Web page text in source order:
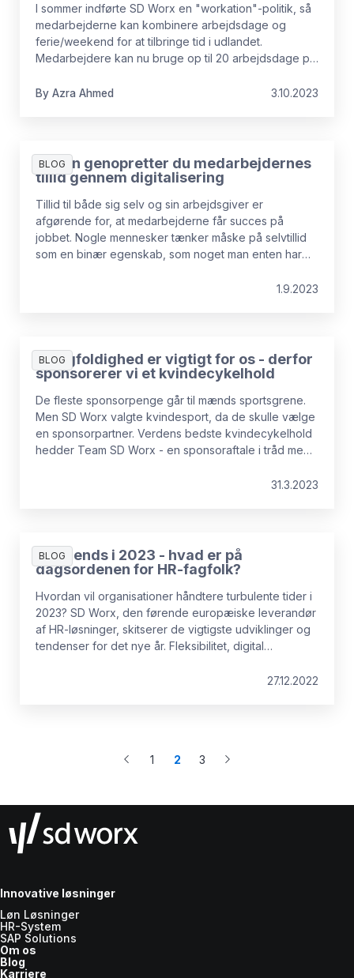
I sommer indførte SD Worx en "workation"-politik, så
medarbejderne kan kombinere arbejdsdage og
ferie/weekend for at tilbringe tid i udlandet.
Medarbejdere kan nu bruge op til 20 arbejdsdage på
enhed. Ændringen har været populær: over 300
By Azra Ahmed 3.10.2023
BLOG
Sådan genopretter du medarbejdernes
tillid gennem digitalisering
Tillid til både sig selv og sin arbejdsgiver er
afgørende for, at medarbejderne får succes på
jobbet. Nogle mennesker tænker måske på selvtillid
som en binær egenskab, som noget man enten har
opbygges (eller gendannes) over tid. Og de rigtige
1.9.2023
BLOG
Mangfoldighed er vigtigt for os - derfor
sponsorerer vi et kvindecykelhold
De fleste sponsorpenge går til mænds sportsgrene.
Men SD Worx valgte kvindesport, da de skulle vælge
en sponsorpartner. Verdens bedste kvindecykelhold
hedder Team SD Worx - en sponsoraftale i tråd med
31.3.2023
BLOG
HR-trends i 2023 - hvad er på
dagsordenen for HR-fagfolk?
Hvordan vil organisationer håndtere turbulente tider i
2023? SD Worx, den førende europæiske leverandør
af HR-løsninger, skitserer de vigtigste udviklinger og
tendenser for det nye år. Fleksibilitet, digital
medarbejdernes økonomiske velbefindende og27.12.2022
1 2 3
Innovative løsninger
Løn Løsninger
HR-System
SAP Solutions
Om os
Blog
Karriere